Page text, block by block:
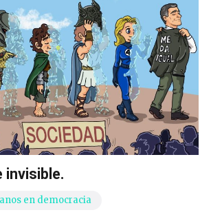
invisible.
en democracia